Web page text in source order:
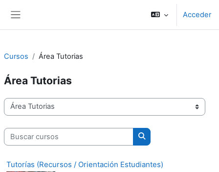
Acceder
Cursos Área Tutorias
Área Tutorias
Categorías
Buscar cursos
Buscar cursos
Tutorías (Recursos / Orientación Estudiantes)